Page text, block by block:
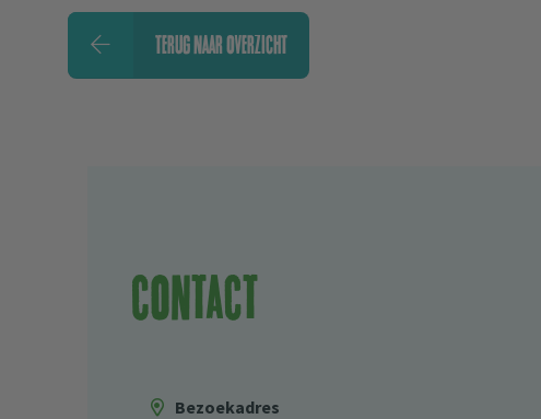
TERUG NAAR OVERZICHT
Contact
Bezoekadres